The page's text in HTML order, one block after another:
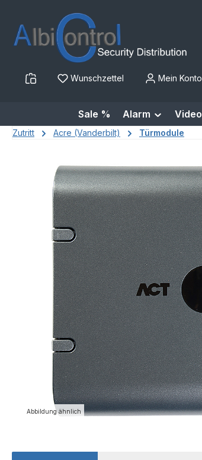
Hauptinhalt springen
Zur Suche springen
Zur Hauptnavigation springen
Wunschzettel Mein Konto
Sale % Alarm Video
Zutritt Acre (Vanderbilt) Türmodule
Bildergalerie überspringen
Abbildung ähnlich